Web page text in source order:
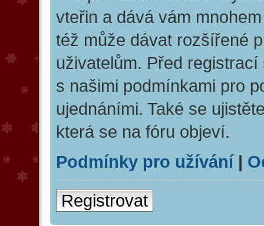
vteřin a dává vám
též může dávat rozšířené
uživatelům. Před
s našimi podmínkami pro
ujednáními. Také se
která se na fóru objeví.
Podmínky pro užívání|
Registrovat